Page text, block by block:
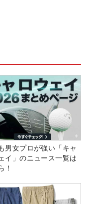
男女プロが強い「キャ
イ」のニュース一覧は
！